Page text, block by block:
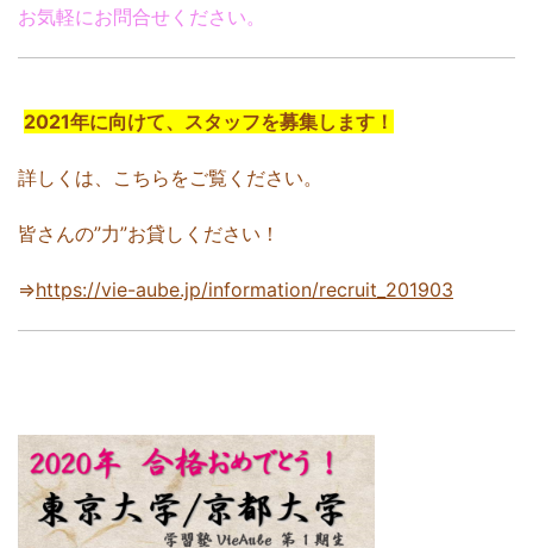
お気軽にお問合せください。
2021年に向けて、スタッフを募集します！
詳しくは、こちらをご覧ください。
皆さんの”力”お貸しください！
⇒https://vie-aube.jp/information/recruit_201903